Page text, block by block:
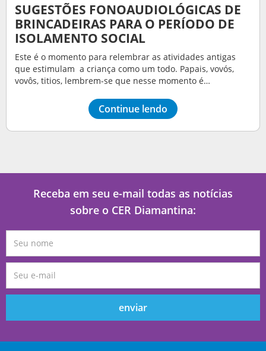
SUGESTÕES FONOAUDIOLÓGICAS DE
BRINCADEIRAS PARA O PERÍODO DE
ISOLAMENTO SOCIAL
Este é o momento para relembrar as atividades antigas
que estimulam a criança como um todo. Papais, vovós,
vovôs, titios, lembrem-se que nesse momento é…
Continue lendo
Receba em seu e-mail todas as notícias
sobre o CER Diamantina: